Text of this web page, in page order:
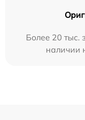
Более 20 тыс.
наличии